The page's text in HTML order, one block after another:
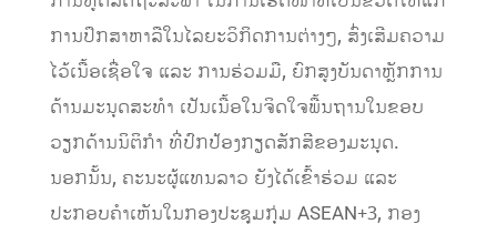
ການປຶກສາຫາລືໃນໄລຍະວິກິດການຕ່າງໆ, ສົ່ງເສີມຄວາມ
ໄວ້ເນື້ອເຊື່ອໃຈ ແລະ ການຮ່ວມມື, ຍົກສູງບັນດາຫຼັກການ
ດ້ານມະນຸດສະທຳ ເປັນເນື້ອໃນຈິດໃຈພື້ນຖານໃນຂອບ
ວຽກດ້ານນິຕິກຳ ທີ່ປົກປ້ອງກຽດສັກສີຂອງມະນຸດ.
ນອກນັ້ນ, ຄະນະຜູ້ແທນລາວ ຍັງໄດ້ເຂົ້າຮ່ວມ ແລະ
ປະກອບຄຳເຫັນໃນກອງປະຊຸມກຸ່ມ ASEAN+3, ກອງ